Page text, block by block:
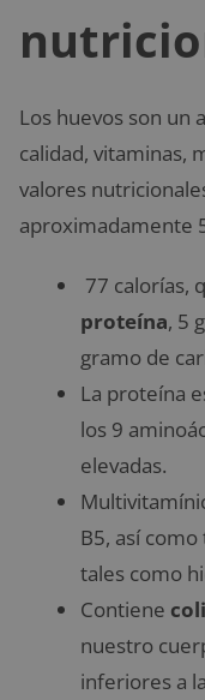
Los huevos son un
calidad, vitaminas,
valores
aproximadamente
77 calorías,
proteína, 5
gramo de
La proteína
los 9
elevadas.
B5, así
tales como
Contiene
nuestro
inferiores a